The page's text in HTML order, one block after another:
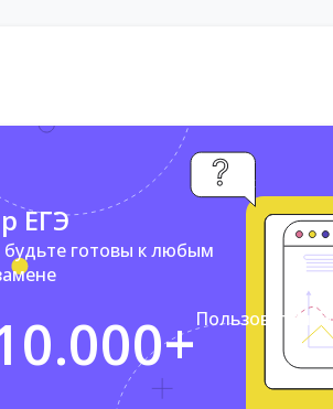
ЕГЭ
будьте готовы к любым
Пользователей